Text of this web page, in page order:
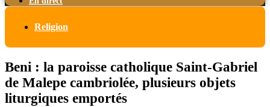
Religion
Beni : la paroisse catholique Saint-Gabriel
de Malepe cambriolée, plusieurs objets
liturgiques emportés